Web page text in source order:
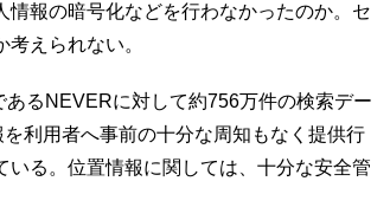
報の暗号化などを行わなかったのか。セ
えられない。
るNEVERに対して約756万件の検索デー
利用者へ事前の十分な周知もなく提供行
る。位置情報に関しては、十分な安全管